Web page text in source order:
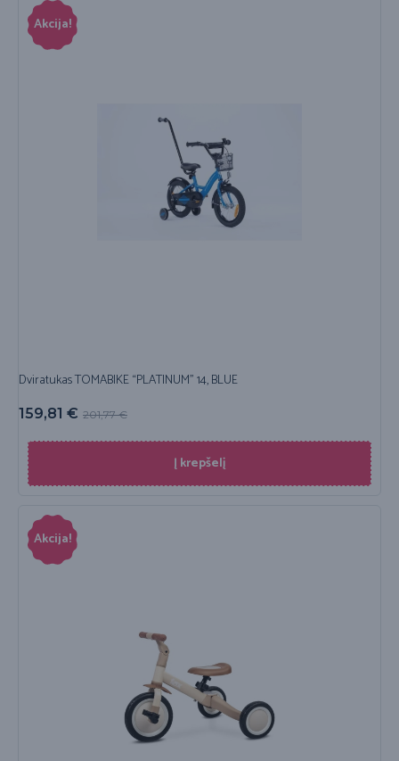
Akcija!
Dviratukas TOMABIKE “PLATINUM” 14, BLUE
201,77€
159,81 €
Į krepšelį
Akcija!